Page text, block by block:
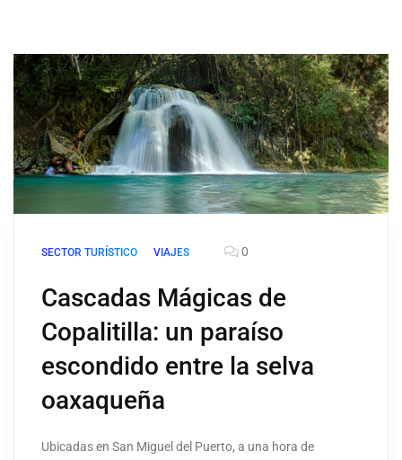
SECTOR TURÍSTICO VIAJES 0
Cascadas Mágicas de
Copalitilla: un paraíso
escondido entre la selva
oaxaqueña
Ubicadas en San Miguel del Puerto, a una hora de